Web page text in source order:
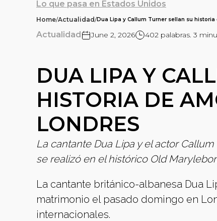
Lo que pasa en Estados Unidos
Home/Actualidad/Dua Lipa y Callum Turner sellan su
Actualidad June 2, 2026 402 palabras. 3
DUA LIPA Y
HISTORIA DE
LONDRES
La cantante Dua Lipa y el actor
se realizó en el histórico Old
La cantante británico-albanesa Dua
matrimonio el pasado domingo en
internacionales.